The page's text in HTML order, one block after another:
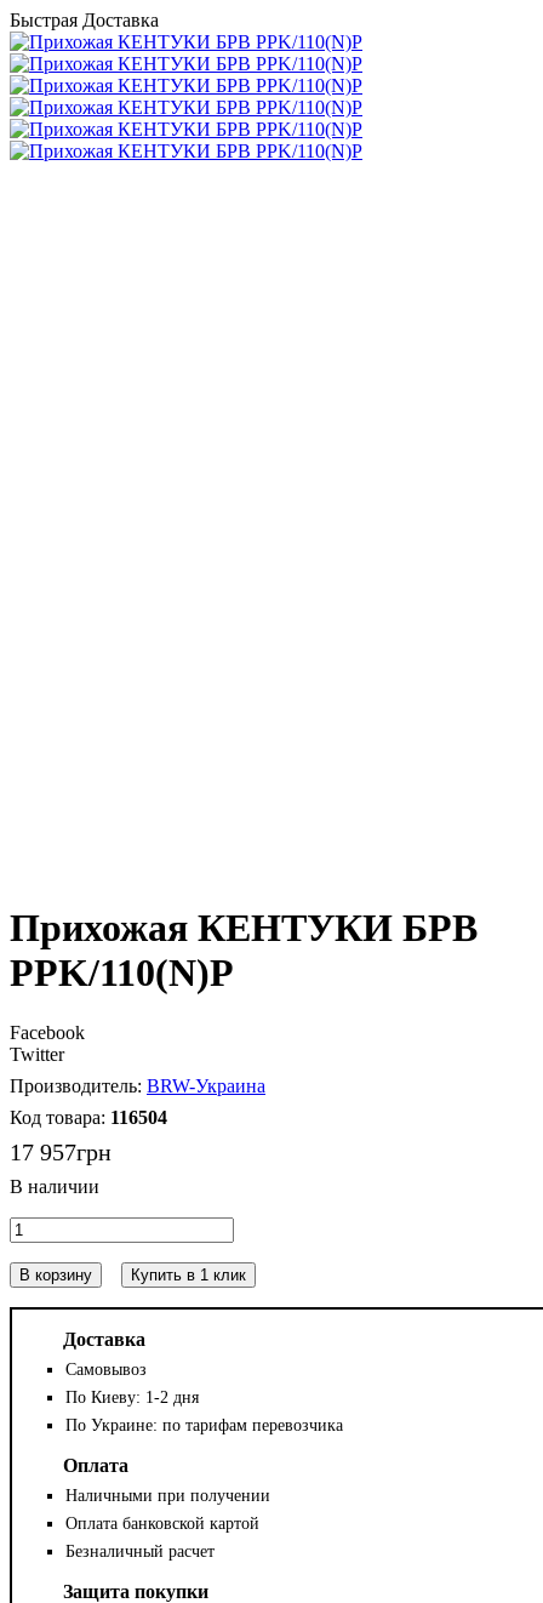
Быстрая Доставка
Прихожая КЕНТУКИ БРВ
PPK/110(N)P
Facebook
Twitter
BRW-Украина
116504
17 957грн
В корзину Купить в 1 клик
Доставка
Самовывоз
По Киеву: 1-2 дня
По Украине: по тарифам перевозчика
Оплата
Наличными при получении
Оплата банковской картой
Безналичный расчет
Защита покупки